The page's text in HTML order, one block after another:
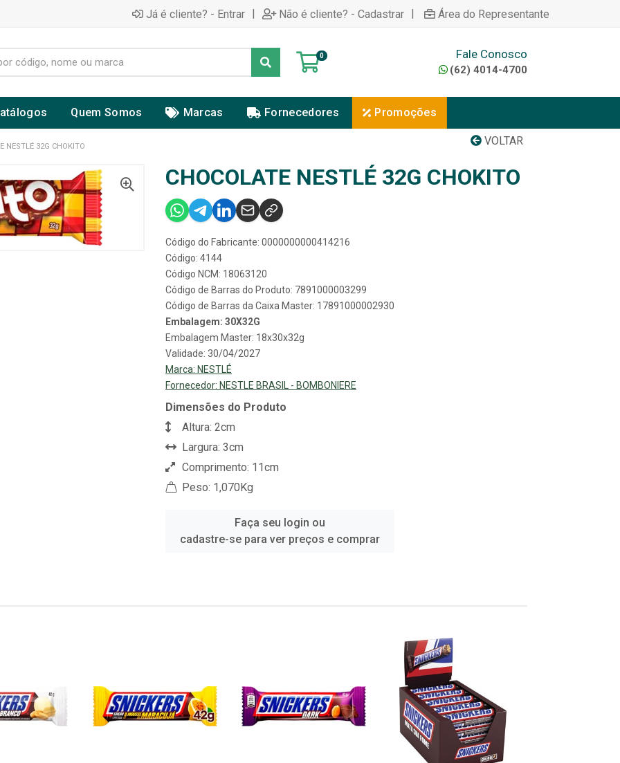
Já é cliente? - Entrar | Não é cliente? - Cadastrar | Área do Representante
0 Fale Conosco
(62) 4014-4700
Quem Somos Marcas Fornecedores Promoções
VOLTAR
NESTLÉ 32G CHOKITO
CHOCOLATE NESTLÉ 32G CHOKITO
Código do Fabricante: 0000000000414216
Código: 4144
Código NCM: 18063120
Código de Barras do Produto: 7891000003299
Código de Barras da Caixa Master: 17891000002930
Embalagem: 30X32G
Embalagem Master: 18x30x32g
Validade: 30/04/2027
Marca: NESTLÉ
Fornecedor: NESTLE BRASIL - BOMBONIERE
Dimensões do Produto
Altura: 2cm
Largura: 3cm
Comprimento: 11cm
Peso: 1,070Kg
Faça seu login ou
cadastre-se para ver preços e comprar